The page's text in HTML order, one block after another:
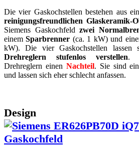
Die vier Gaskochstellen bestehen aus
reinigungsfreundlichen Glaskeramik-
Siemens Gaskochfeldzwei
einemSparbrenner (ca. 1 kW) und
kW). Die vier Gaskochstellen
Drehreglern stufenlos verstellen.
Drehreglern einen Nachteil. Sie sind
und lassen sich eher schlecht anfassen.
Design